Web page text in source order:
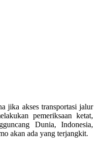
jika akses transportasi jalur
pemeriksaan ketat,
Dunia, Indonesia,
akan ada yang terjangkit.